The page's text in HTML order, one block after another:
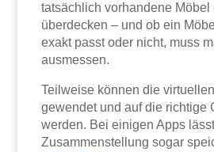
tatsächlich vorhandene Möbel
überdecken – und ob ein
exakt passt oder nicht, muss
ausmessen.
Teilweise können die
gewendet und auf die richtige
werden. Bei einigen Apps
Zusammenstellung sogar